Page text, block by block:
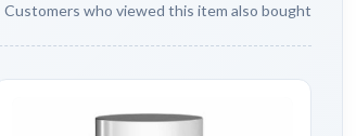
Customers who viewed this item also bought